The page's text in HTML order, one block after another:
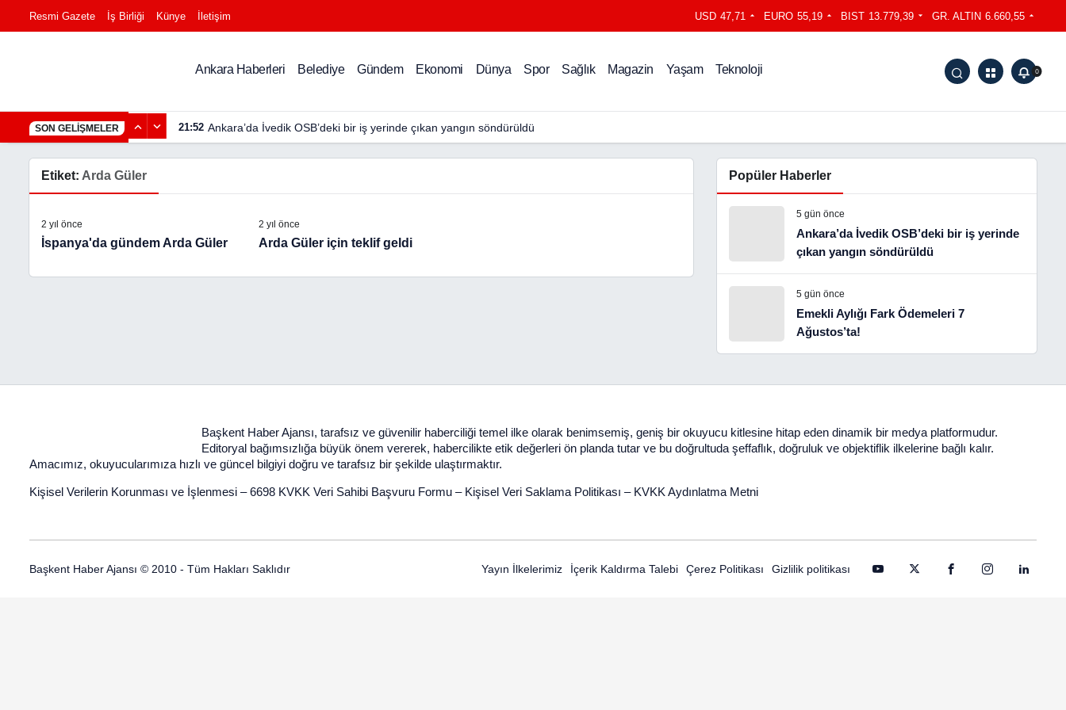
Resmi Gazete İş Birliği Künye İletişim USD 47,71 EURO 55,19 BIST 13.779,39 GR. ALTIN 6.660,55
Ankara Haberleri Belediye Gündem Ekonomi Dünya Spor Sağlık Magazin Yaşam Teknoloji 0
SON GELIŞMELER 21:52 Ankara’da İvedik OSB’deki bir iş yerinde çıkan yangın söndürüldü
Etiket: Arda Güler
2 yıl önce
İspanya'da gündem Arda Güler
2 yıl önce
Arda Güler için teklif geldi
Popüler Haberler
5 gün önce
Ankara’da İvedik OSB’deki bir iş yerinde
çıkan yangın söndürüldü
5 gün önce
Emekli Aylığı Fark Ödemeleri 7
Ağustos’ta!
Başkent Haber Ajansı, tarafsız ve güvenilir haberciliği temel ilke olarak benimsemiş, geniş bir okuyucu kitlesine hitap eden dinamik bir medya platformudur.
Editoryal bağımsızlığa büyük önem vererek, habercilikte etik değerleri ön planda tutar ve bu doğrultuda şeffaflık, doğruluk ve objektiflik ilkelerine bağlı kalır.
Amacımız, okuyucularımıza hızlı ve güncel bilgiyi doğru ve tarafsız bir şekilde ulaştırmaktır.
Kişisel Verilerin Korunması ve İşlenmesi –6698 KVKK Veri Sahibi Başvuru Formu – Kişisel Veri Saklama Politikası – KVKK Aydınlatma Metni
Başkent Haber Ajansı © 2010 - Tüm Hakları Saklıdır Yayın İlkelerimiz İçerik Kaldırma Talebi Çerez Politikası Gizlilik politikası